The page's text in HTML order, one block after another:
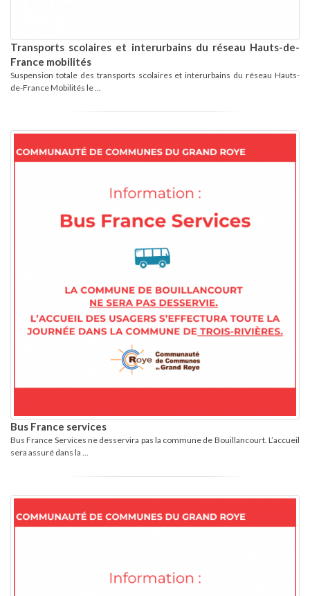
Transports scolaires et interurbains du réseau Hauts-de-
France mobilités
Suspension totale des transports scolaires et interurbains du réseau Hauts-
de-France Mobilités le ...
Bus France services
Bus France Services ne desservira pas la commune de Bouillancourt. L’accueil
sera assuré dans la ...